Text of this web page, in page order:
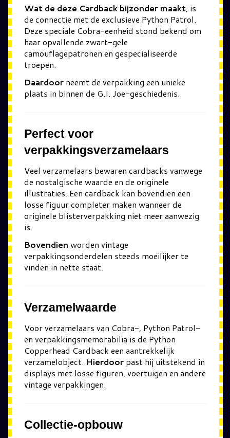
Wat de deze Cardback bijzonder maakt, is
de connectie met de exclusieve Python Patrol.
Deze speciale Cobra-eenheid stond bekend om
haar opvallende zwart-gele
camouflagepatronen en gespecialiseerde
troepen.
Daardoor neemt de verpakking een unieke
plaats in binnen de G.I. Joe-geschiedenis.
Perfect voor
verpakkingsverzamelaars
Veel verzamelaars bewaren cardbacks vanwege
de nostalgische waarde en de originele
illustraties. Een cardback kan bovendien een
losse figuur completer maken wanneer de
originele blisterverpakking niet meer aanwezig
is.
Bovendien worden vintage
verpakkingsonderdelen steeds moeilijker te
vinden in nette staat.
Verzamelwaarde
Voor verzamelaars van Cobra-, Python Patrol-
en verpakkingsmemorabilia is de Python
Copperhead Cardback een aantrekkelijk
verzamelobject. Hierdoor past hij uitstekend in
displays met losse figuren, voertuigen en andere
vintage verpakkingen.
Collectie-opbouw